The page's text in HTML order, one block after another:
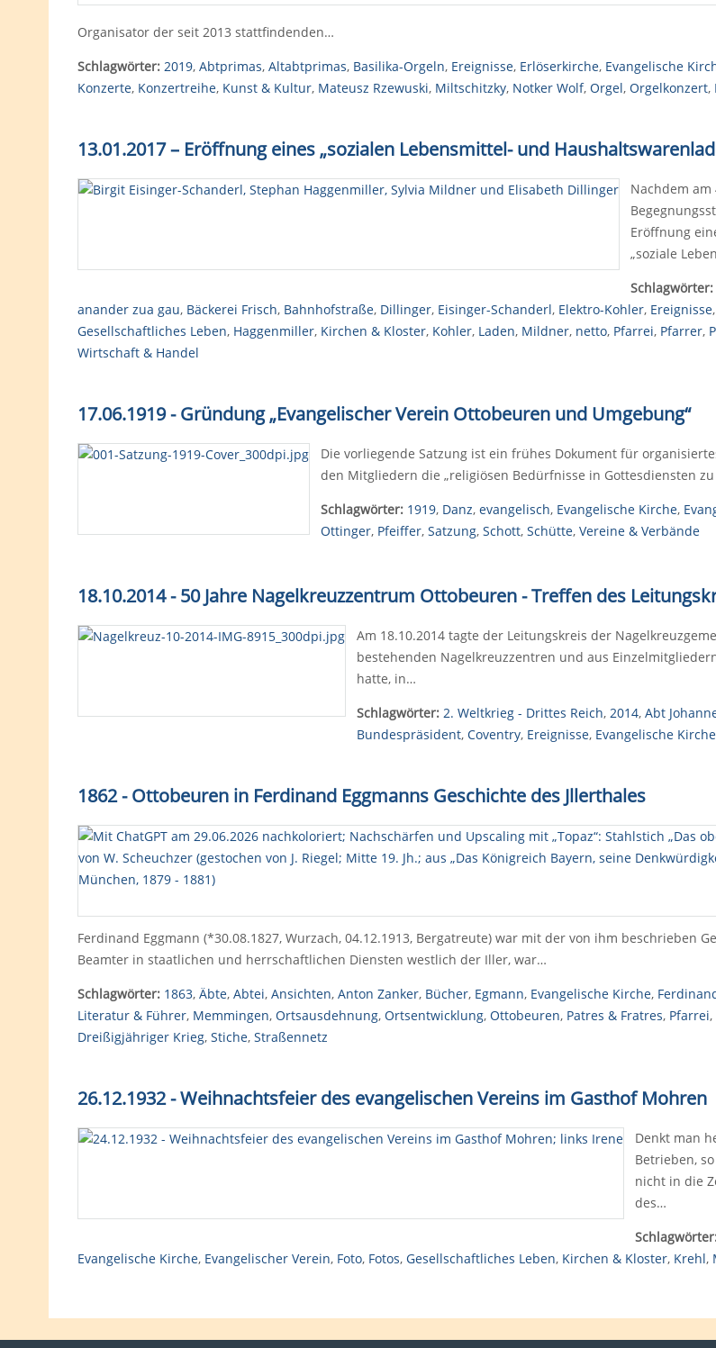
Organisator der seit 2013 stattfindenden…
Schlagwörter: 2019, Abtprimas, Altabtprimas, Basilika-Orgeln, Ereignisse, Erlöserkirche, Evangelische
Konzerte, Konzertreihe, Kunst & Kultur, Mateusz Rzewuski, Miltschitzky, Notker Wolf, Orgel, Orgelkonzert,
13.01.2017 – Eröffnung eines „sozialen Lebensmittel- und
Nachdem
Eröffnung
„soziale
Schlagwörter:
anander zua gau, Bäckerei Frisch, Bahnhofstraße, Dillinger, Eisinger-Schanderl, Elektro-Kohler, Ereignisse,
Gesellschaftliches Leben, Haggenmiller, Kirchen & Kloster, Kohler, Laden, Mildner, netto, Pfarrei, Pfarrer,
Wirtschaft & Handel
17.06.1919 - Gründung „Evangelischer Verein Ottobeuren und Umgebung“
Die vorliegende Satzung ist ein frühes Dokument für
den Mitgliedern die „religiösen Bedürfnisse in Gottesdiensten
Schlagwörter: 1919, Danz, evangelisch, Evangelische Kirche,
Ottinger, Pfeiffer, Satzung, Schott, Schütte, Vereine & Verbände
18.10.2014 - 50 Jahre Nagelkreuzzentrum Ottobeuren - Treffen des
Am 18.10.2014 tagte der Leitungskreis der
bestehenden Nagelkreuzzentren und aus
hatte, in…
Schlagwörter: 2. Weltkrieg - Drittes Reich, 2014, Abt
Bundespräsident, Coventry, Ereignisse, Evangelische Kirche
1862 - Ottobeuren in Ferdinand Eggmanns Geschichte des Jllerthales
Ferdinand Eggmann (*30.08.1827, Wurzach, 04.12.1913, Bergatreute) war mit der von ihm beschrieben
Beamter in staatlichen und herrschaftlichen Diensten westlich der Iller, war…
Schlagwörter: 1863, Äbte, Abtei, Ansichten, Anton Zanker, Bücher, Egmann, Evangelische Kirche,
Literatur & Führer, Memmingen, Ortsausdehnung, Ortsentwicklung, Ottobeuren, Patres & Fratres, Pfarrei,
Dreißigjähriger Krieg, Stiche, Straßennetz
26.12.1932 - Weihnachtsfeier des evangelischen Vereins im Gasthof Mohren
Denkt man
Betrieben,
nicht in die
des…
Evangelische Kirche, Evangelischer Verein, Foto, Fotos, Gesellschaftliches Leben, Kirchen & Kloster, Krehl,